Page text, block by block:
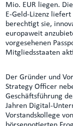
Mio. EUR liegen.
E-Geld-Lizenz
berechtigt sie,
europaweit
vorgesehenen
Mitgliedsstaaten
Der Gründer und
Strategy Officer
Geschäftsführung
Jahren Digital-
Vorstandskollege